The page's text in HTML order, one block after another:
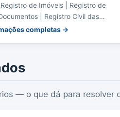
de Imóveis | Registro de
| Registro Civil das
completas →
— o que dá para resolver